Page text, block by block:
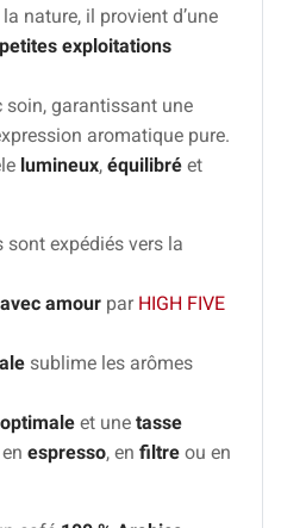
nature, il provient d’une
petites exploitations
soin, garantissant une
aromatique pure.
lumineux, équilibré et
sont expédiés vers la
amour par HIGH FIVE
sublime les arômes
et une tasse
espresso, en filtre ou en